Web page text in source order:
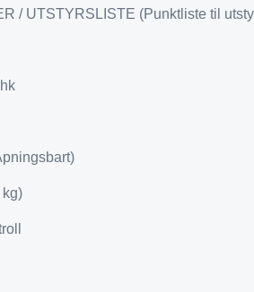
/ UTSTYRSLISTE (Punktliste til
kg)